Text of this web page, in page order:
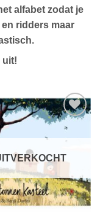
alfabet zodat je
ridders maar
uit!
Toevoegen
aan